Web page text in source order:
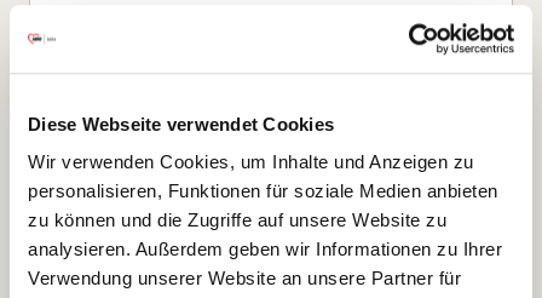
Diese Webseite verwendet Cookies
Wir verwenden Cookies, um Inhalte und Anzeigen zu
personalisieren, Funktionen für soziale Medien anbieten
zu können und die Zugriffe auf unsere Website zu
analysieren. Außerdem geben wir Informationen zu Ihrer
Verwendung unserer Website an unsere Partner für
Ich bin damit einverstanden, dass meine personenbezogenen Daten
ausschließlich zum Zweck der Durchführung der Kontaktanfrage
verarbeitet, auf IT- Systemen der Garitz Bewirtschaftungsbetriebe
GmbH, Heinrich-von-Kleist-Straße 2, 97688 Bad Kissingen
(Betreiber) gespeichert und an die für das Stellenangebot